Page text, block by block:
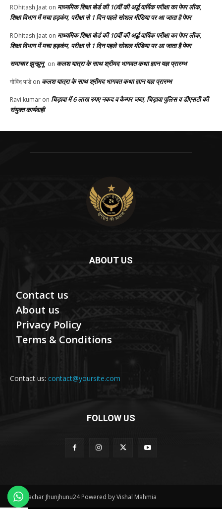
ROhitash Jaat on माध्यमिक शिक्षा बोर्ड की 10वीं की अर्द्ध वार्षिक परीक्षा का पेपर लीक,
शिक्षा विभाग में मचा हड़कंप, परीक्षा से 1 दिन पहले सोशल मीडिया पर आ जाता है पेपर
ROhitash Jaat on माध्यमिक शिक्षा बोर्ड की 10वीं की अर्द्ध वार्षिक परीक्षा का पेपर लीक,
शिक्षा विभाग में मचा हड़कंप, परीक्षा से 1 दिन पहले सोशल मीडिया पर आ जाता है पेपर
समाचार झुन्झुनू on कलश यात्रा के साथ श्रीमद भागवत कथा ज्ञान यज्ञ प्रारम्भ
गोविंद पांडेon कलश यात्रा के साथ श्रीमद भागवत कथा ज्ञान यज्ञ प्रारम्भ
Ravi kumar on चिड़ावा में 6 लाख रुपए नकद व कैम्पर जब्त, चिड़ावा पुलिस व डीएसटी की
संयुक्त कार्यवाही
ABOUT US
Contact us
About us
Privacy Policy
Terms & Conditions
Contact us: contact@yoursite.com
FOLLOW US
© Samachar Jhunjhunu24 Powered by Vishal Mahmia